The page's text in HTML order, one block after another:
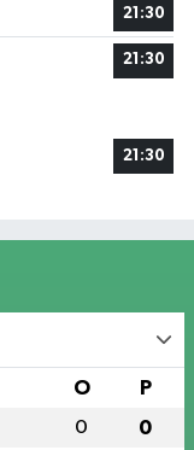
21:30
21:30
21:30
O P
0 0